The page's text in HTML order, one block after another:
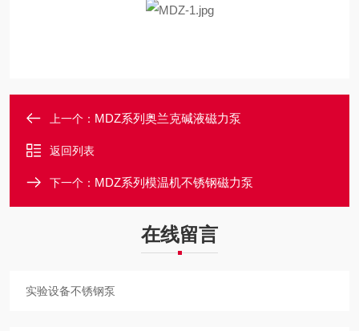
上一个： MDZ系列奥兰克碱液磁力泵
返回列表
下一个： MDZ系列模温机不锈钢磁力泵
在线留言